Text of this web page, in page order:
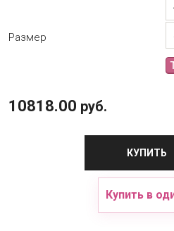
Размер
10818.00 руб.
КУПИТЬ
Купить в